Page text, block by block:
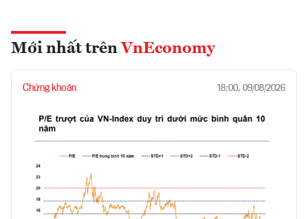
Mới nhất trên VnEconomy
Chứng khoán 18:00, 09/08/2026